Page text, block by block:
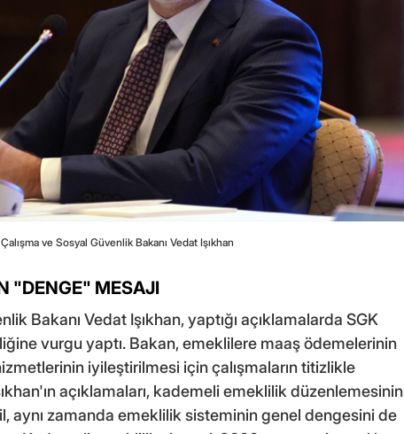
Çalışma ve Sosyal Güvenlik Bakanı Vedat Işıkhan
"DENGE" MESAJI
Bakanı Vedat Işıkhan, yaptığı açıklamalarda SGK
vurgu yaptı. Bakan, emeklilere maaş ödemelerinin
iyileştirilmesi için çalışmaların titizlikle
açıklamaları, kademeli emeklilik düzenlemesinin
aynı zamanda emeklilik sisteminin genel dengesini de